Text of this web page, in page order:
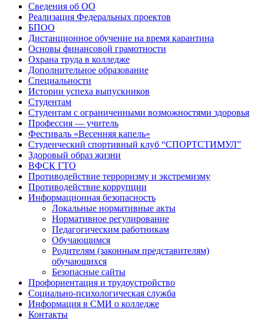
Сведения об ОО
Реализация Федеральных проектов
БПОО
Дистанционное обучение на время карантина
Основы финансовой грамотности
Охрана труда в колледже
Дополнительное образование
Специальности
Истории успеха выпускников
Студентам
Студентам с ограниченными возможностями здоровья
Профессия — учитель
Фестиваль «Весенняя капель»
Студенческий спортивный клуб “СПОРТСТИМУЛ”
Здоровый образ жизни
ВФСК ГТО
Противодействие терроризму и экстремизму
Противодействие коррупции
Информационная безопасность
Локальные нормативные акты
Нормативное регулирование
Педагогическим работникам
Обучающимся
Родителям (законным представителям)
обучающихся
Безопасные сайты
Профориентация и трудоустройство
Социально-психологическая служба
Информация в СМИ о колледже
Контакты